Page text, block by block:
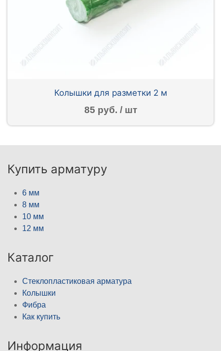
Колышки для разметки 2 м
85 руб. / шт
Купить арматуру
6 мм
8 мм
10 мм
12 мм
Каталог
Стеклопластиковая арматура
Колышки
Фибра
Как купить
Информация